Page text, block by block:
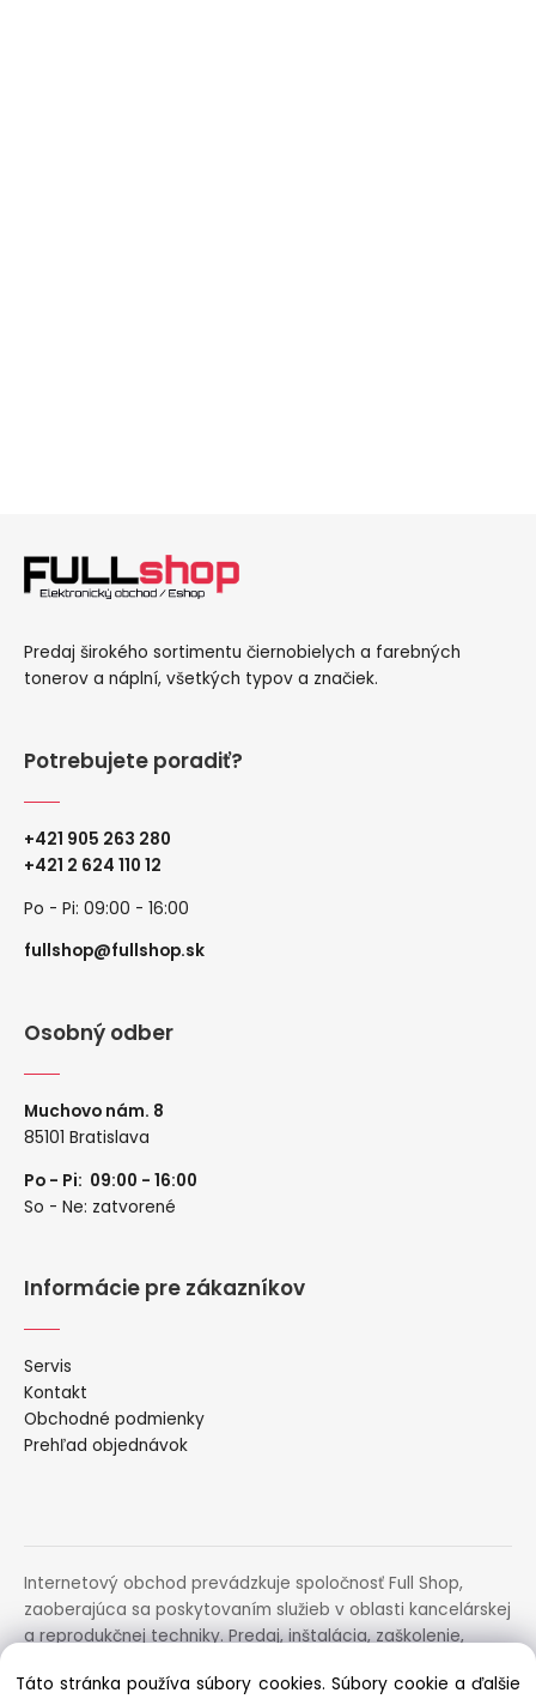
Predaj širokého sortimentu čiernobielych a farebných
tonerov a náplní, všetkých typov a značiek.
Potrebujete poradiť?
+421 905 263 280
+421 2 624 110 12
Po - Pi: 09:00 - 16:00
fullshop@fullshop.sk
Osobný odber
Muchovo nám. 8
85101 Bratislava
Po - Pi: 09:00 - 16:00
So - Ne: zatvorené
Informácie pre zákazníkov
Servis
Kontakt
Obchodné podmienky
Prehľad objednávok
Internetový obchod prevádzkuje spoločnosť Full Shop,
zaoberajúca sa poskytovaním služieb v oblasti kancelárskej
a reprodukčnej techniky. Predaj, inštalácia, zaškolenie,
zariadení.
Táto stránka používa súbory cookies. Súbory cookie a ďalšie